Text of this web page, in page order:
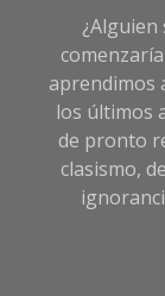
aprendimos
los últimos
de pronto
clasismo,